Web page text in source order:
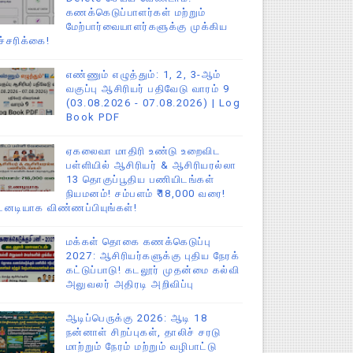
கணக்கெடுப்பாளர்கள் மற்றும்
மேற்பார்வையாளர்களுக்கு முக்கிய
எண்ணும் எழுத்தும்: 1, 2, 3-ஆம்
வகுப்பு ஆசிரியர் பதிவேடு வாரம் 9
(03.08.2026 - 07.08.2026) | Log
Book PDF
ஏகலைவா மாதிரி உண்டு உறைவிட
பள்ளியில் ஆசிரியர் & ஆசிரியரல்லா
13 தொகுப்பூதிய பணியிடங்கள்
நியமனம்! சம்பளம் ₹18,000 வரை!
விண்ணப்பியுங்கள்!
மக்கள் தொகை கணக்கெடுப்பு
2027: ஆசிரியர்களுக்கு புதிய நேரக்
கட்டுப்பாடு! கடலூர் முதன்மை கல்வி
அலுவலர் அதிரடி அறிவிப்பு
ஆடிப்பெருக்கு 2026: ஆடி 18
நன்னாள் சிறப்புகள், தாலிச் சரடு
மாற்றும் நேரம் மற்றும் வழிபாட்டு